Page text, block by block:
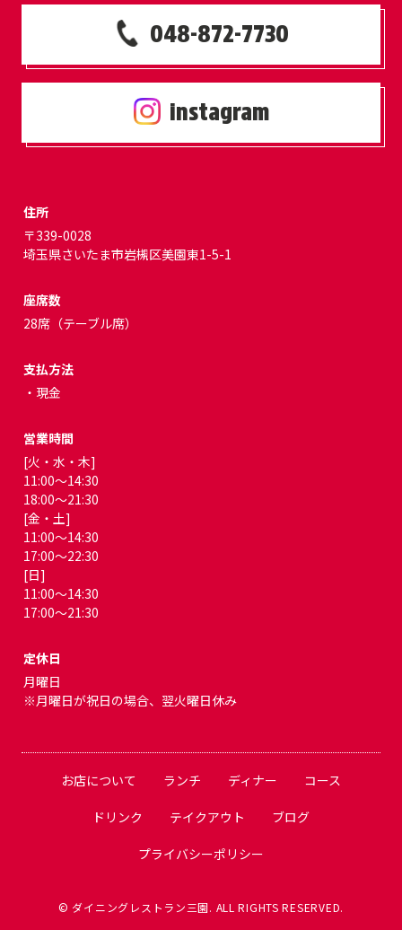
048-872-7730
instagram
住所
〒339-0028
埼玉県さいたま市岩槻区美園東1-5-1
座席数
28席（テーブル席）
支払方法
・現金
営業時間
[火・水・木]
11:00～14:30
18:00～21:30
[金・土]
11:00～14:30
17:00～22:30
[日]
11:00～14:30
17:00～21:30
定休日
月曜日
※月曜日が祝日の場合、翌火曜日休み
お店について ランチ ディナー コース
ドリンク テイクアウト ブログ
プライバシーポリシー
© ダイニングレストラン三園. ALL RIGHTS RESERVED.